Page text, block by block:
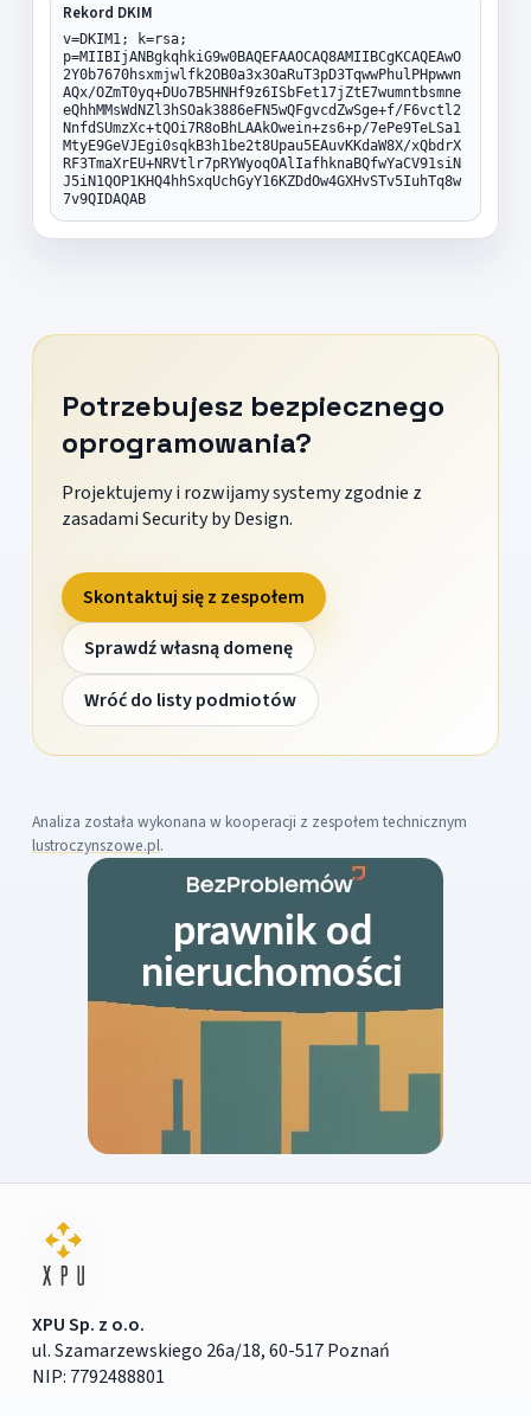
Rekord DKIM
v=DKIM1; k=rsa;
p=MIIBIjANBgkqhkiG9w0BAQEFAAOCAQ8AMIIBCgKCAQEAwO
2Y0b7670hsxmjwlfk2OB0a3x3OaRuT3pD3TqwwPhulPHpwwn
AQx/OZmT0yq+DUo7B5HNHf9z6ISbFet17jZtE7wumntbsmne
eQhhMMsWdNZl3hSOak3886eFN5wQFgvcdZwSge+f/F6vctl2
NnfdSUmzXc+tQOi7R8oBhLAAkOwein+zs6+p/7ePe9TeLSa1
MtyE9GeVJEgi0sqkB3h1be2t8Upau5EAuvKKdaW8X/xQbdrX
RF3TmaXrEU+NRVtlr7pRYWyoqOAlIafhknaBQfwYaCV91siN
J5iN1QOP1KHQ4hhSxqUchGyY16KZDdOw4GXHvSTv5IuhTq8w
7v9QIDAQAB
Potrzebujesz bezpiecznego
oprogramowania?
Projektujemy i rozwijamy systemy zgodnie z
zasadami Security by Design.
Skontaktuj się z zespołem
Sprawdź własną domenę
Wróć do listy podmiotów
Analiza została wykonana w kooperacji z zespołem technicznym
lustroczynszowe.pl.
XPU Sp. z o.o.
ul. Szamarzewskiego 26a/18, 60-517 Poznań
NIP: 7792488801